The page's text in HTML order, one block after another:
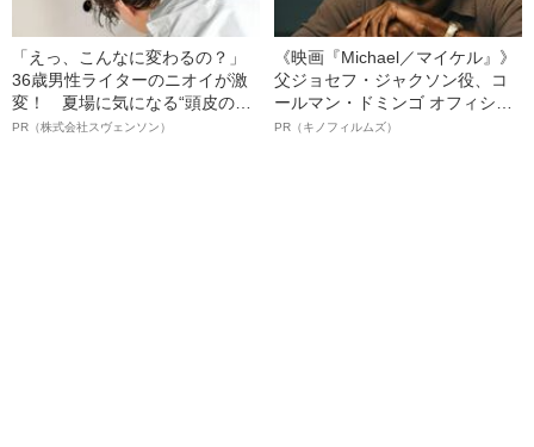
「えっ、こんなに変わるの？」
36歳男性ライターのニオイが激
変！ 夏場に気になる“頭皮のニ
オイ”や“ベタつき”を解消す
PR（株式会社スヴェンソン）
《映画『Michael／マイケル』》
父ジョセフ・ジャクソン役、コ
ールマン・ドミンゴ オフィシャ
ルインタビュー“観客を魅了した
PR（キノフィルムズ）